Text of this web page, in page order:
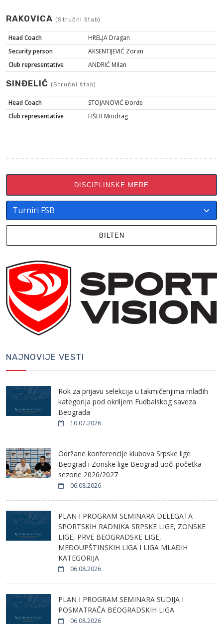
RAKOVICA (Stručni štab)
Head Coach
HRELJA Dragan
Security person
AKSENTIJEVIĆ Zoran
Club representative
ANDRIĆ Milan
SINĐELIĆ (Stručni štab)
Head Coach
STOJANOVIĆ Đorđe
Club representative
FIŠER Miodrag
DISCIPLINSKE MERE
BILTEN
NAJNOVIJE VESTI
Rok za prijavu selekcija u takmičenjima mlađih
kategorija pod okriljem Fudbalskog saveza
Beograda
10.07.2026
Održane konferencije klubova Srpske lige
Beograd i Zonske lige Beograd uoči početka
sezone 2026/2027
06.08.2026
PLAN I PROGRAM SEMINARA DELEGATA
SPORTSKIH RADNIKA SRPSKE LIGE, ZONSKE
LIGE, PRVE BEOGRADSKE LIGE,
MEĐOUPŠTINSKIH LIGA I LIGA MLAĐIH
KATEGORIJA
06.08.2026
PLAN I PROGRAM SEMINARA SUDIJA I
POSMATRAČA BEOGRADSKIH LIGA
06.08.2026